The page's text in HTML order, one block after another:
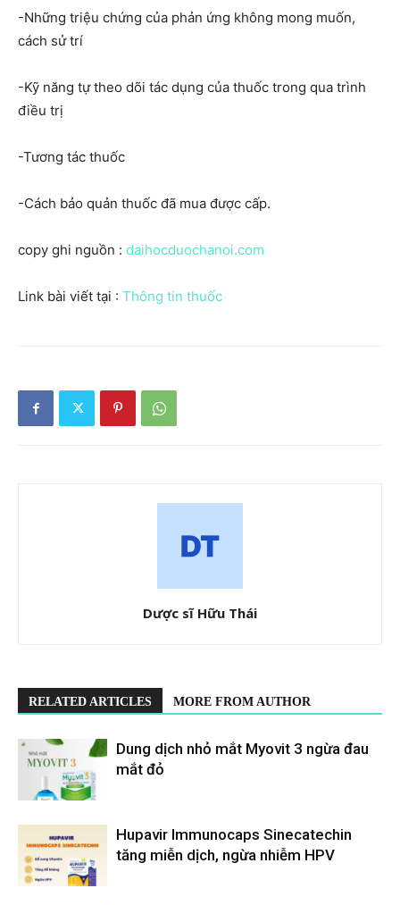
-Những triệu chứng của phản ứng không mong muốn,
cách sử trí
-Kỹ năng tự theo dõi tác dụng của thuốc trong qua trình
điều trị
-Tương tác thuốc
-Cách bảo quản thuốc đã mua được cấp.
copy ghi nguồn : daihocduochanoi.com
Link bài viết tại : Thông tin thuốc
Dược sĩ Hữu Thái
RELATED ARTICLES MORE FROM AUTHOR
Dung dịch nhỏ mắt Myovit 3 ngừa đau
mắt đỏ
Hupavir Immunocaps Sinecatechin
tăng miễn dịch, ngừa nhiễm HPV